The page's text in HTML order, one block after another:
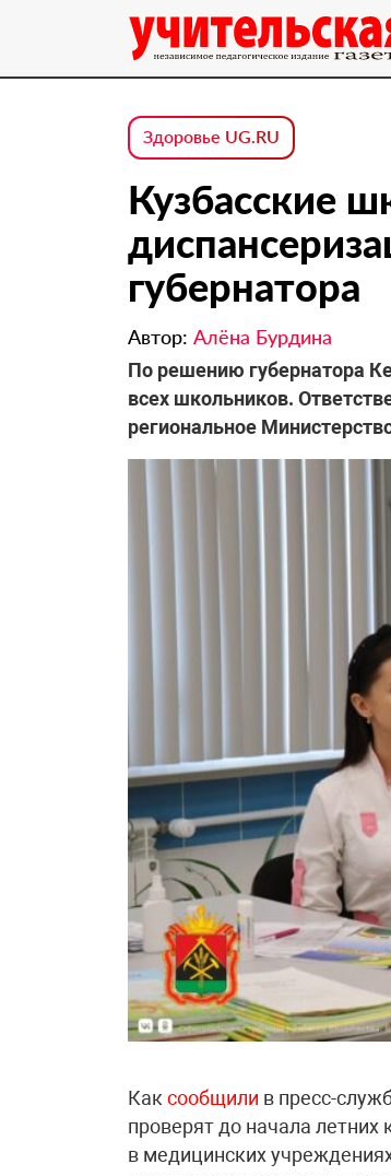
Здоровье UG.RU
Кузбасские
губернатора
Автор: Алёна Бурдина
По решению губернатора
всех школьников.
региональное
Как сообщили в пресс-
проверят до начала
в медицинских